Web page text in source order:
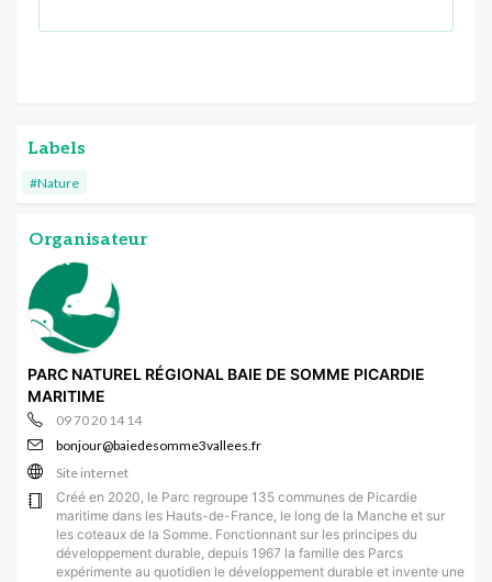
Labels
#Nature
Organisateur
PARC NATUREL RÉGIONAL BAIE DE SOMME PICARDIE
MARITIME
09 70 20 14 14
bonjour@baiedesomme3vallees.fr
Site internet
Créé en 2020, le Parc regroupe 135 communes de Picardie
maritime dans les Hauts-de-France, le long de la Manche et sur
les coteaux de la Somme. Fonctionnant sur les principes du
développement durable, depuis 1967 la famille des Parcs
expérimente au quotidien le développement durable et invente une